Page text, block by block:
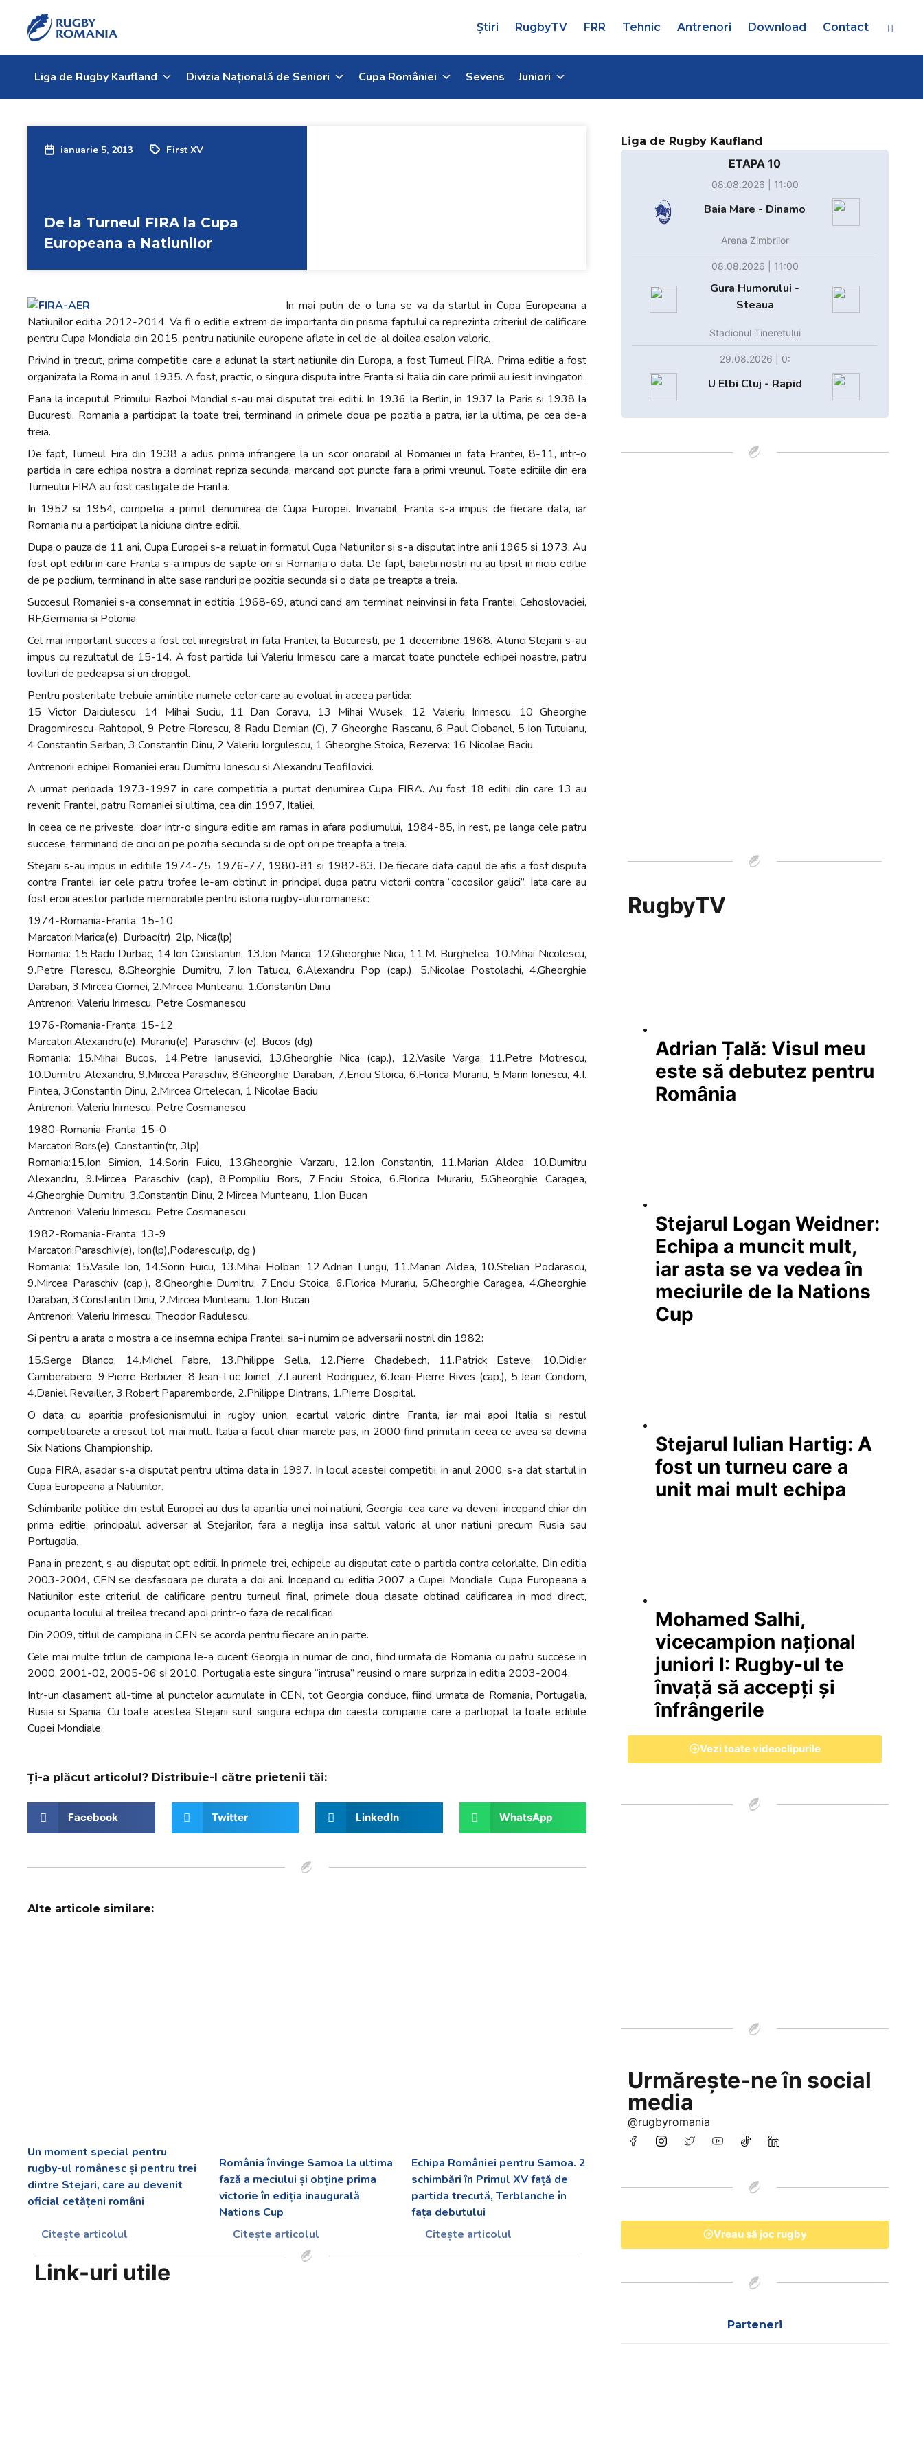
Știri RugbyTV FRR Tehnic Antrenori Download Contact
Liga de Rugby Kaufland Divizia Națională de Seniori Cupa României Sevens Juniori
ianuarie 5, 2013 First XV
De la Turneul FIRA la Cupa
Europeana a Natiunilor
In mai putin de o luna se va da startul in Cupa Europeana a
Natiunilor editia 2012-2014. Va fi o editie extrem de importanta din prisma faptului ca reprezinta criteriul de calificare
pentru Cupa Mondiala din 2015, pentru natiunile europene aflate in cel de-al doilea esalon valoric.
Privind in trecut, prima competitie care a adunat la start natiunile din Europa, a fost Turneul FIRA. Prima editie a fost
organizata la Roma in anul 1935. A fost, practic, o singura disputa intre Franta si Italia din care primii au iesit invingatori.
Pana la inceputul Primului Razboi Mondial s-au mai disputat trei editii. In 1936 la Berlin, in 1937 la Paris si 1938 la
Bucuresti. Romania a participat la toate trei, terminand in primele doua pe pozitia a patra, iar la ultima, pe cea de-a
treia.
De fapt, Turneul Fira din 1938 a adus prima infrangere la un scor onorabil al Romaniei in fata Frantei, 8-11, intr-o
partida in care echipa nostra a dominat repriza secunda, marcand opt puncte fara a primi vreunul. Toate editiile din era
Turneului FIRA au fost castigate de Franta.
In 1952 si 1954, competia a primit denumirea de Cupa Europei. Invariabil, Franta s-a impus de fiecare data, iar
Romania nu a participat la niciuna dintre editii.
Dupa o pauza de 11 ani, Cupa Europei s-a reluat in formatul Cupa Natiunilor si s-a disputat intre anii 1965 si 1973. Au
fost opt editii in care Franta s-a impus de sapte ori si Romania o data. De fapt, baietii nostri nu au lipsit in nicio editie
de pe podium, terminand in alte sase randuri pe pozitia secunda si o data pe treapta a treia.
Succesul Romaniei s-a consemnat in edtitia 1968-69, atunci cand am terminat neinvinsi in fata Frantei, Cehoslovaciei,
RF.Germania si Polonia.
Cel mai important succes a fost cel inregistrat in fata Frantei, la Bucuresti, pe 1 decembrie 1968. Atunci Stejarii s-au
impus cu rezultatul de 15-14. A fost partida lui Valeriu Irimescu care a marcat toate punctele echipei noastre, patru
lovituri de pedeapsa si un dropgol.
Pentru posteritate trebuie amintite numele celor care au evoluat in aceea partida:
15 Victor Daiciulescu, 14 Mihai Suciu, 11 Dan Coravu, 13 Mihai Wusek, 12 Valeriu Irimescu, 10 Gheorghe
Dragomirescu-Rahtopol, 9 Petre Florescu, 8 Radu Demian (C), 7 Gheorghe Rascanu, 6 Paul Ciobanel, 5 Ion Tutuianu,
4 Constantin Serban, 3 Constantin Dinu, 2 Valeriu Iorgulescu, 1 Gheorghe Stoica, Rezerva: 16 Nicolae Baciu.
Antrenorii echipei Romaniei erau Dumitru Ionescu si Alexandru Teofilovici.
A urmat perioada 1973-1997 in care competitia a purtat denumirea Cupa FIRA. Au fost 18 editii din care 13 au
revenit Frantei, patru Romaniei si ultima, cea din 1997, Italiei.
In ceea ce ne priveste, doar intr-o singura editie am ramas in afara podiumului, 1984-85, in rest, pe langa cele patru
succese, terminand de cinci ori pe pozitia secunda si de opt ori pe treapta a treia.
Stejarii s-au impus in editiile 1974-75, 1976-77, 1980-81 si 1982-83. De fiecare data capul de afis a fost disputa
contra Frantei, iar cele patru trofee le-am obtinut in principal dupa patru victorii contra “cocosilor galici”. Iata care au
fost eroii acestor partide memorabile pentru istoria rugby-ului romanesc:
1974-Romania-Franta: 15-10
Marcatori:Marica(e), Durbac(tr), 2lp, Nica(lp)
Romania: 15.Radu Durbac, 14.Ion Constantin, 13.Ion Marica, 12.Gheorghie Nica, 11.M. Burghelea, 10.Mihai Nicolescu,
9.Petre Florescu, 8.Gheorghie Dumitru, 7.Ion Tatucu, 6.Alexandru Pop (cap.), 5.Nicolae Postolachi, 4.Gheorghie
Daraban, 3.Mircea Ciornei, 2.Mircea Munteanu, 1.Constantin Dinu
Antrenori: Valeriu Irimescu, Petre Cosmanescu
1976-Romania-Franta: 15-12
Marcatori:Alexandru(e), Murariu(e), Paraschiv-(e), Bucos (dg)
Romania: 15.Mihai Bucos, 14.Petre Ianusevici, 13.Gheorghie Nica (cap.), 12.Vasile Varga, 11.Petre Motrescu,
10.Dumitru Alexandru, 9.Mircea Paraschiv, 8.Gheorghie Daraban, 7.Enciu Stoica, 6.Florica Murariu, 5.Marin Ionescu, 4.I.
Pintea, 3.Constantin Dinu, 2.Mircea Ortelecan, 1.Nicolae Baciu
Antrenori: Valeriu Irimescu, Petre Cosmanescu
1980-Romania-Franta: 15-0
Marcatori:Bors(e), Constantin(tr, 3lp)
Romania:15.Ion Simion, 14.Sorin Fuicu, 13.Gheorghie Varzaru, 12.Ion Constantin, 11.Marian Aldea, 10.Dumitru
Alexandru, 9.Mircea Paraschiv (cap), 8.Pompiliu Bors, 7.Enciu Stoica, 6.Florica Murariu, 5.Gheorghie Caragea,
4.Gheorghie Dumitru, 3.Constantin Dinu, 2.Mircea Munteanu, 1.Ion Bucan
Antrenori: Valeriu Irimescu, Petre Cosmanescu
1982-Romania-Franta: 13-9
Marcatori:Paraschiv(e), Ion(lp),Podarescu(lp, dg )
Romania: 15.Vasile Ion, 14.Sorin Fuicu, 13.Mihai Holban, 12.Adrian Lungu, 11.Marian Aldea, 10.Stelian Podarascu,
9.Mircea Paraschiv (cap.), 8.Gheorghie Dumitru, 7.Enciu Stoica, 6.Florica Murariu, 5.Gheorghie Caragea, 4.Gheorghie
Daraban, 3.Constantin Dinu, 2.Mircea Munteanu, 1.Ion Bucan
Antrenori: Valeriu Irimescu, Theodor Radulescu.
Si pentru a arata o mostra a ce insemna echipa Frantei, sa-i numim pe adversarii nostril din 1982:
15.Serge Blanco, 14.Michel Fabre, 13.Philippe Sella, 12.Pierre Chadebech, 11.Patrick Esteve, 10.Didier
Camberabero, 9.Pierre Berbizier, 8.Jean-Luc Joinel, 7.Laurent Rodriguez, 6.Jean-Pierre Rives (cap.), 5.Jean Condom,
4.Daniel Revailler, 3.Robert Paparemborde, 2.Philippe Dintrans, 1.Pierre Dospital.
O data cu aparitia profesionismului in rugby union, ecartul valoric dintre Franta, iar mai apoi Italia si restul
competitoarele a crescut tot mai mult. Italia a facut chiar marele pas, in 2000 fiind primita in ceea ce avea sa devina
Six Nations Championship.
Cupa FIRA, asadar s-a disputat pentru ultima data in 1997. In locul acestei competitii, in anul 2000, s-a dat startul in
Cupa Europeana a Natiunilor.
Schimbarile politice din estul Europei au dus la aparitia unei noi natiuni, Georgia, cea care va deveni, incepand chiar din
prima editie, principalul adversar al Stejarilor, fara a neglija insa saltul valoric al unor natiuni precum Rusia sau
Portugalia.
Pana in prezent, s-au disputat opt editii. In primele trei, echipele au disputat cate o partida contra celorlalte. Din editia
2003-2004, CEN se desfasoara pe durata a doi ani. Incepand cu editia 2007 a Cupei Mondiale, Cupa Europeana a
Natiunilor este criteriul de calificare pentru turneul final, primele doua clasate obtinad calificarea in mod direct,
ocupanta locului al treilea trecand apoi printr-o faza de recalificari.
Din 2009, titlul de campiona in CEN se acorda pentru fiecare an in parte.
Cele mai multe titluri de campiona le-a cucerit Georgia in numar de cinci, fiind urmata de Romania cu patru succese in
2000, 2001-02, 2005-06 si 2010. Portugalia este singura “intrusa” reusind o mare surpriza in editia 2003-2004.
Intr-un clasament all-time al punctelor acumulate in CEN, tot Georgia conduce, fiind urmata de Romania, Portugalia,
Rusia si Spania. Cu toate acestea Stejarii sunt singura echipa din caesta companie care a participat la toate editiile
Cupei Mondiale.
Ți-a plăcut articolul? Distribuie-l către prietenii tăi:
Facebook Twitter LinkedIn WhatsApp
Alte articole similare:
Un moment special pentru
rugby-ul românesc și pentru trei
dintre Stejari, care au devenit
oficial cetățeni români
Citește articolul
România învinge Samoa la ultima
fază a meciului și obține prima
victorie în ediția inaugurală
Nations Cup
Citește articolul
Echipa României pentru Samoa. 2
schimbări în Primul XV față de
partida trecută, Terblanche în
fața debutului
Citește articolul
Link-uri utile
Liga de Rugby Kaufland
ETAPA 10
08.08.2026 | 11:00
Baia Mare - Dinamo
Arena Zimbrilor
08.08.2026 | 11:00
Gura Humorului -
Steaua
Stadionul Tineretului
29.08.2026 | 0:
U Elbi Cluj - Rapid
RugbyTV
Adrian Țală: Visul meu
este să debutez pentru
România
Stejarul Logan Weidner:
Echipa a muncit mult,
iar asta se va vedea în
meciurile de la Nations
Cup
Stejarul Iulian Hartig: A
fost un turneu care a
unit mai mult echipa
Mohamed Salhi,
vicecampion național
juniori I: Rugby-ul te
învață să accepți și
înfrângerile
Vezi toate videoclipurile
Urmărește-ne în social
media
@rugbyromania
Vreau să joc rugby
Parteneri